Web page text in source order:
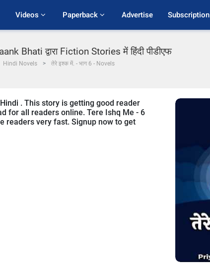
Videos Paperback Advertise Subscription
Bhati द्वारा Fiction Stories में हिंदी पीडीएफ
Hindi Novels तेरे इश्क में. - भाग 6 - Novels
. This story is getting good reader
for all readers online. Tere Ishq Me - 6
readers very fast. Signup now to get